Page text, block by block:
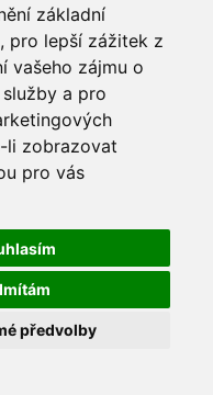
základní
, pro lepší zážitek z
vašeho zájmu o
a pro
li zobrazovat
pro vás
předvolby